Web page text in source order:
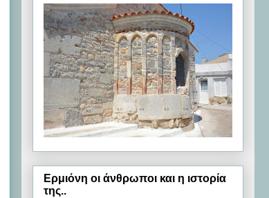
Ερμιόνη oι άνθρωποι και η ιστορία
της..